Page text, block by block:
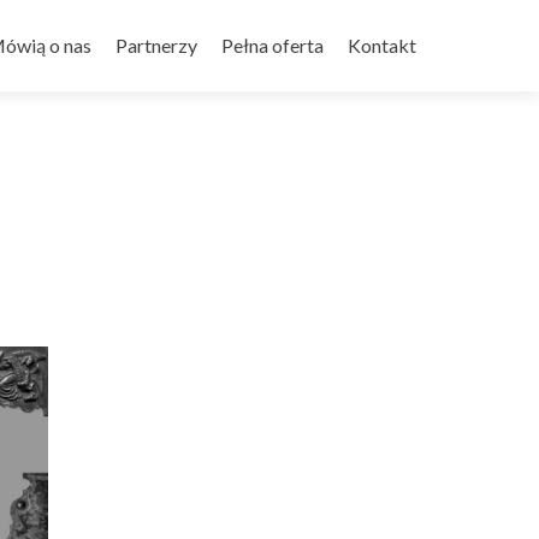
o nas Partnerzy Pełna oferta Kontakt